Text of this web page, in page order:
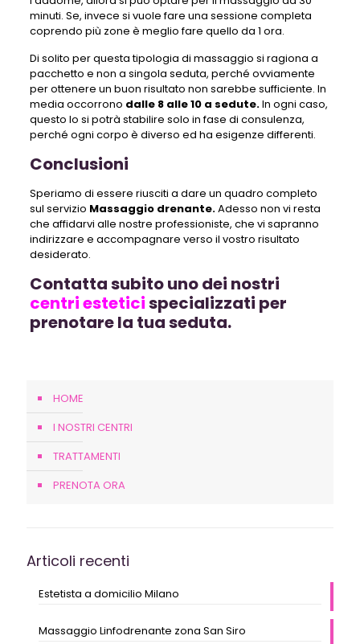
minuti. Se, invece si vuole fare una sessione completa
coprendo più zone è meglio fare quello da 1 ora.
Di solito per questa tipologia di massaggio si ragiona a
pacchetto e non a singola seduta, perché ovviamente
per ottenere un buon risultato non sarebbe sufficiente. In
media occorrono dalle 8 alle 10 a sedute.In ogni caso,
questo lo si potrà stabilire solo in fase di consulenza,
perché ogni corpo è diverso ed ha esigenze differenti.
Conclusioni
Speriamo di essere riusciti a dare un quadro completo
sul servizio Massaggio drenante.Adesso non vi resta
che affidarvi alle nostre professioniste, che vi sapranno
indirizzare e accompagnare verso il vostro risultato
desiderato.
Contatta subito uno dei nostri
centri esteticispecializzati per
prenotare la tua seduta.
HOME
I NOSTRI CENTRI
TRATTAMENTI
PRENOTA ORA
Articoli recenti
Estetista a domicilio Milano
Massaggio Linfodrenante zona San Siro